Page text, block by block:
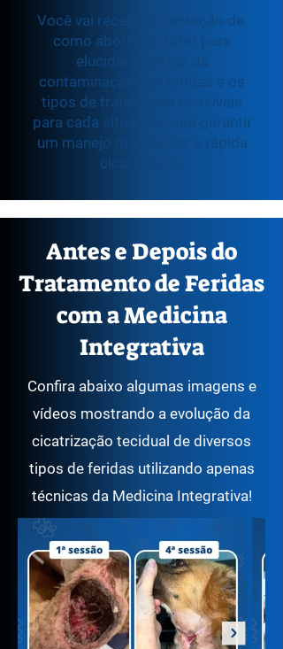
Você vai receber orientação de
como abordar o tutor para
elucidar o perigo da
contaminação das feridas e os
tipos de tratamento possíveis
para cada situação, para garantir
um manejo mais eficaz e rápida
cicatrização.
Antes e Depois do
Tratamento de Feridas
com a Medicina
Integrativa
Confira abaixo algumas imagens e
vídeos mostrando a evolução da
cicatrização tecidual de diversos
tipos de feridas utilizando apenas
técnicas da Medicina Integrativa!